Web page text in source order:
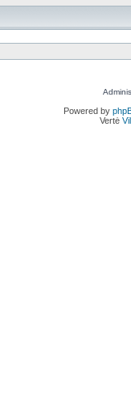
Powered by
Vertė